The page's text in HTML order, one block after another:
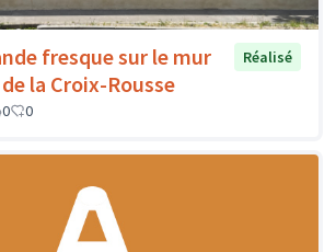
fresque sur le mur
la Croix-Rousse
Réalisé
0 0